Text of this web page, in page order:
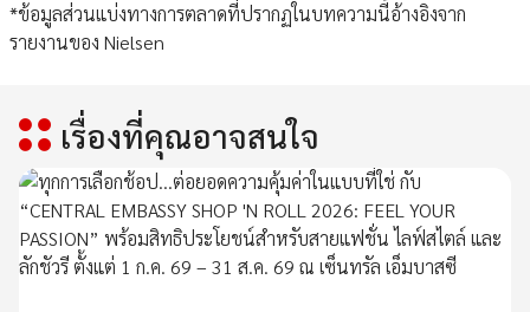
*ข้อมูลส่วนแบ่งทางการตลาดที่ปรากฏในบทความนี้อ้างอิงจาก
รายงานของ Nielsen
เรื่องที่คุณอาจสนใจ